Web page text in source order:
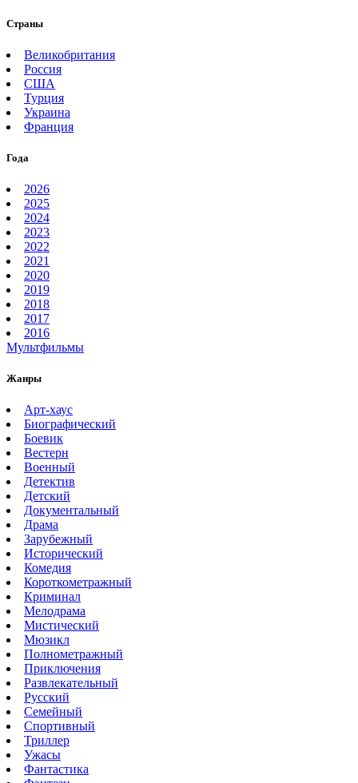
Страны
Великобритания
Россия
США
Турция
Украина
Франция
Года
2026
2025
2024
2023
2022
2021
2020
2019
2018
2017
2016
Мультфильмы
Жанры
Арт-хаус
Биографический
Боевик
Вестерн
Военный
Детектив
Детский
Документальный
Драма
Зарубежный
Исторический
Комедия
Короткометражный
Криминал
Мелодрама
Мистический
Мюзикл
Полнометражный
Приключения
Развлекательный
Русский
Семейный
Спортивный
Триллер
Ужасы
Фантастика